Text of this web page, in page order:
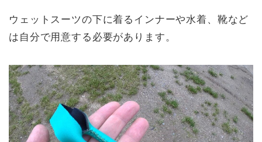
ウェットスーツの下に着るインナーや水着、靴など
は自分で用意する必要があります。